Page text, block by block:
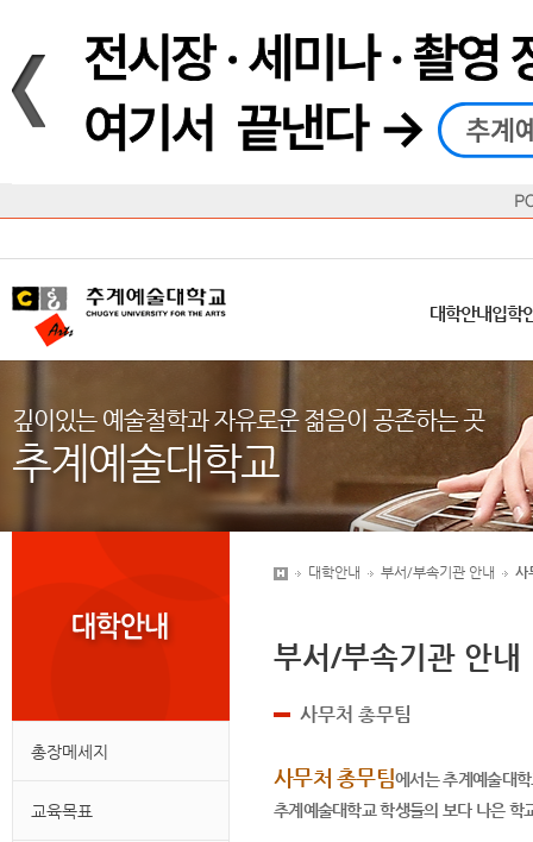
재생정지
대학안내
대학안내
입학
입학안내
대학/대학원
창의예
학사안내
수업안내
대학생활
총학생회
직속/부속기관
산
총장메세지
교육목표
대학안내 부서/부속기관 안내 사
부서/부속기관 안내
사무처 총무팀
사무처 총무팀에서는 추계예술대
추계예술대학교 학생들의 보다 나은 학